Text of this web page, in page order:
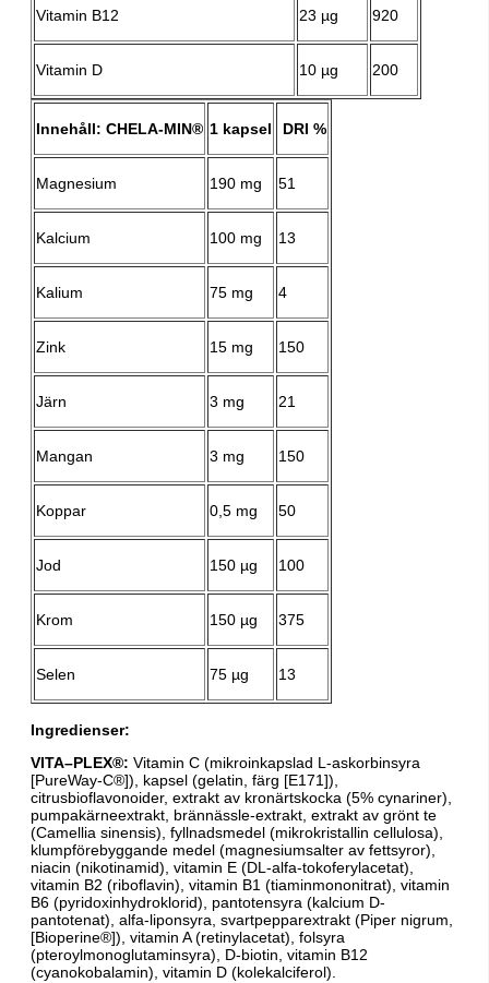
Vitamin B12 23 µg 920
Vitamin D 10 µg 200
Innehåll: CHELA-MIN® 1 kapsel DRI %
Magnesium 190 mg 51
Kalcium 100 mg 13
Kalium 75 mg 4
Zink 15 mg 150
Järn 3 mg 21
Mangan 3 mg 150
Koppar 0,5 mg 50
Jod 150 µg 100
Krom 150 µg 375
Selen 75 µg 13
Ingredienser:
VITA–PLEX®: Vitamin C (mikroinkapslad L-askorbinsyra
[PureWay-C®]), kapsel (gelatin, färg [E171]),
citrusbioflavonoider, extrakt av kronärtskocka (5% cynariner),
pumpakärneextrakt, brännässle-extrakt, extrakt av grönt te
(Camellia sinensis), fyllnadsmedel (mikrokristallin cellulosa),
klumpförebyggande medel (magnesiumsalter av fettsyror),
niacin (nikotinamid), vitamin E (DL-alfa-tokoferylacetat),
vitamin B2 (riboflavin), vitamin B1 (tiaminmononitrat), vitamin
B6 (pyridoxinhydroklorid), pantotensyra (kalcium D-
pantotenat), alfa-liponsyra, svartpepparextrakt (Piper nigrum,
[Bioperine®]), vitamin A (retinylacetat), folsyra
(pteroylmonoglutaminsyra), D-biotin, vitamin B12
(cyanokobalamin), vitamin D (kolekalciferol).